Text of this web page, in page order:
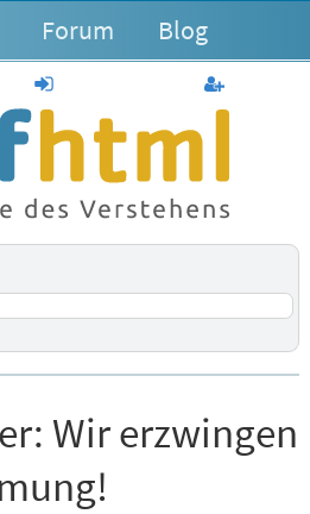
Forum Blog
anmelden
Wir erzwingen